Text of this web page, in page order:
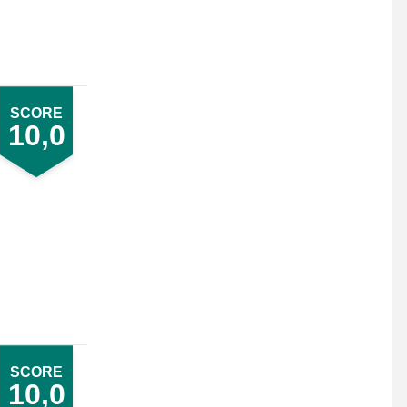
SCORE
10,0
SCORE
10,0